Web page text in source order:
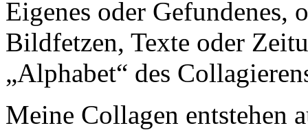
Eigenes oder Gefundenes,
Bildfetzen, Texte oder
„Alphabet“ des
Meine Collagen entstehen